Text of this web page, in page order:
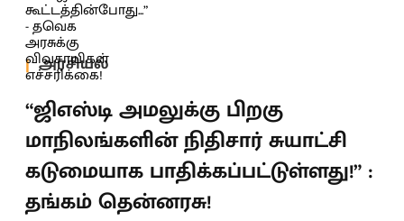
அரசியல்
“ஜிஎஸ்டி அமலுக்கு பிறகு
மாநிலங்களின் நிதிசார் சுயாட்சி
கடுமையாக பாதிக்கப்பட்டுள்ளது!” :
தங்கம் தென்னரசு!